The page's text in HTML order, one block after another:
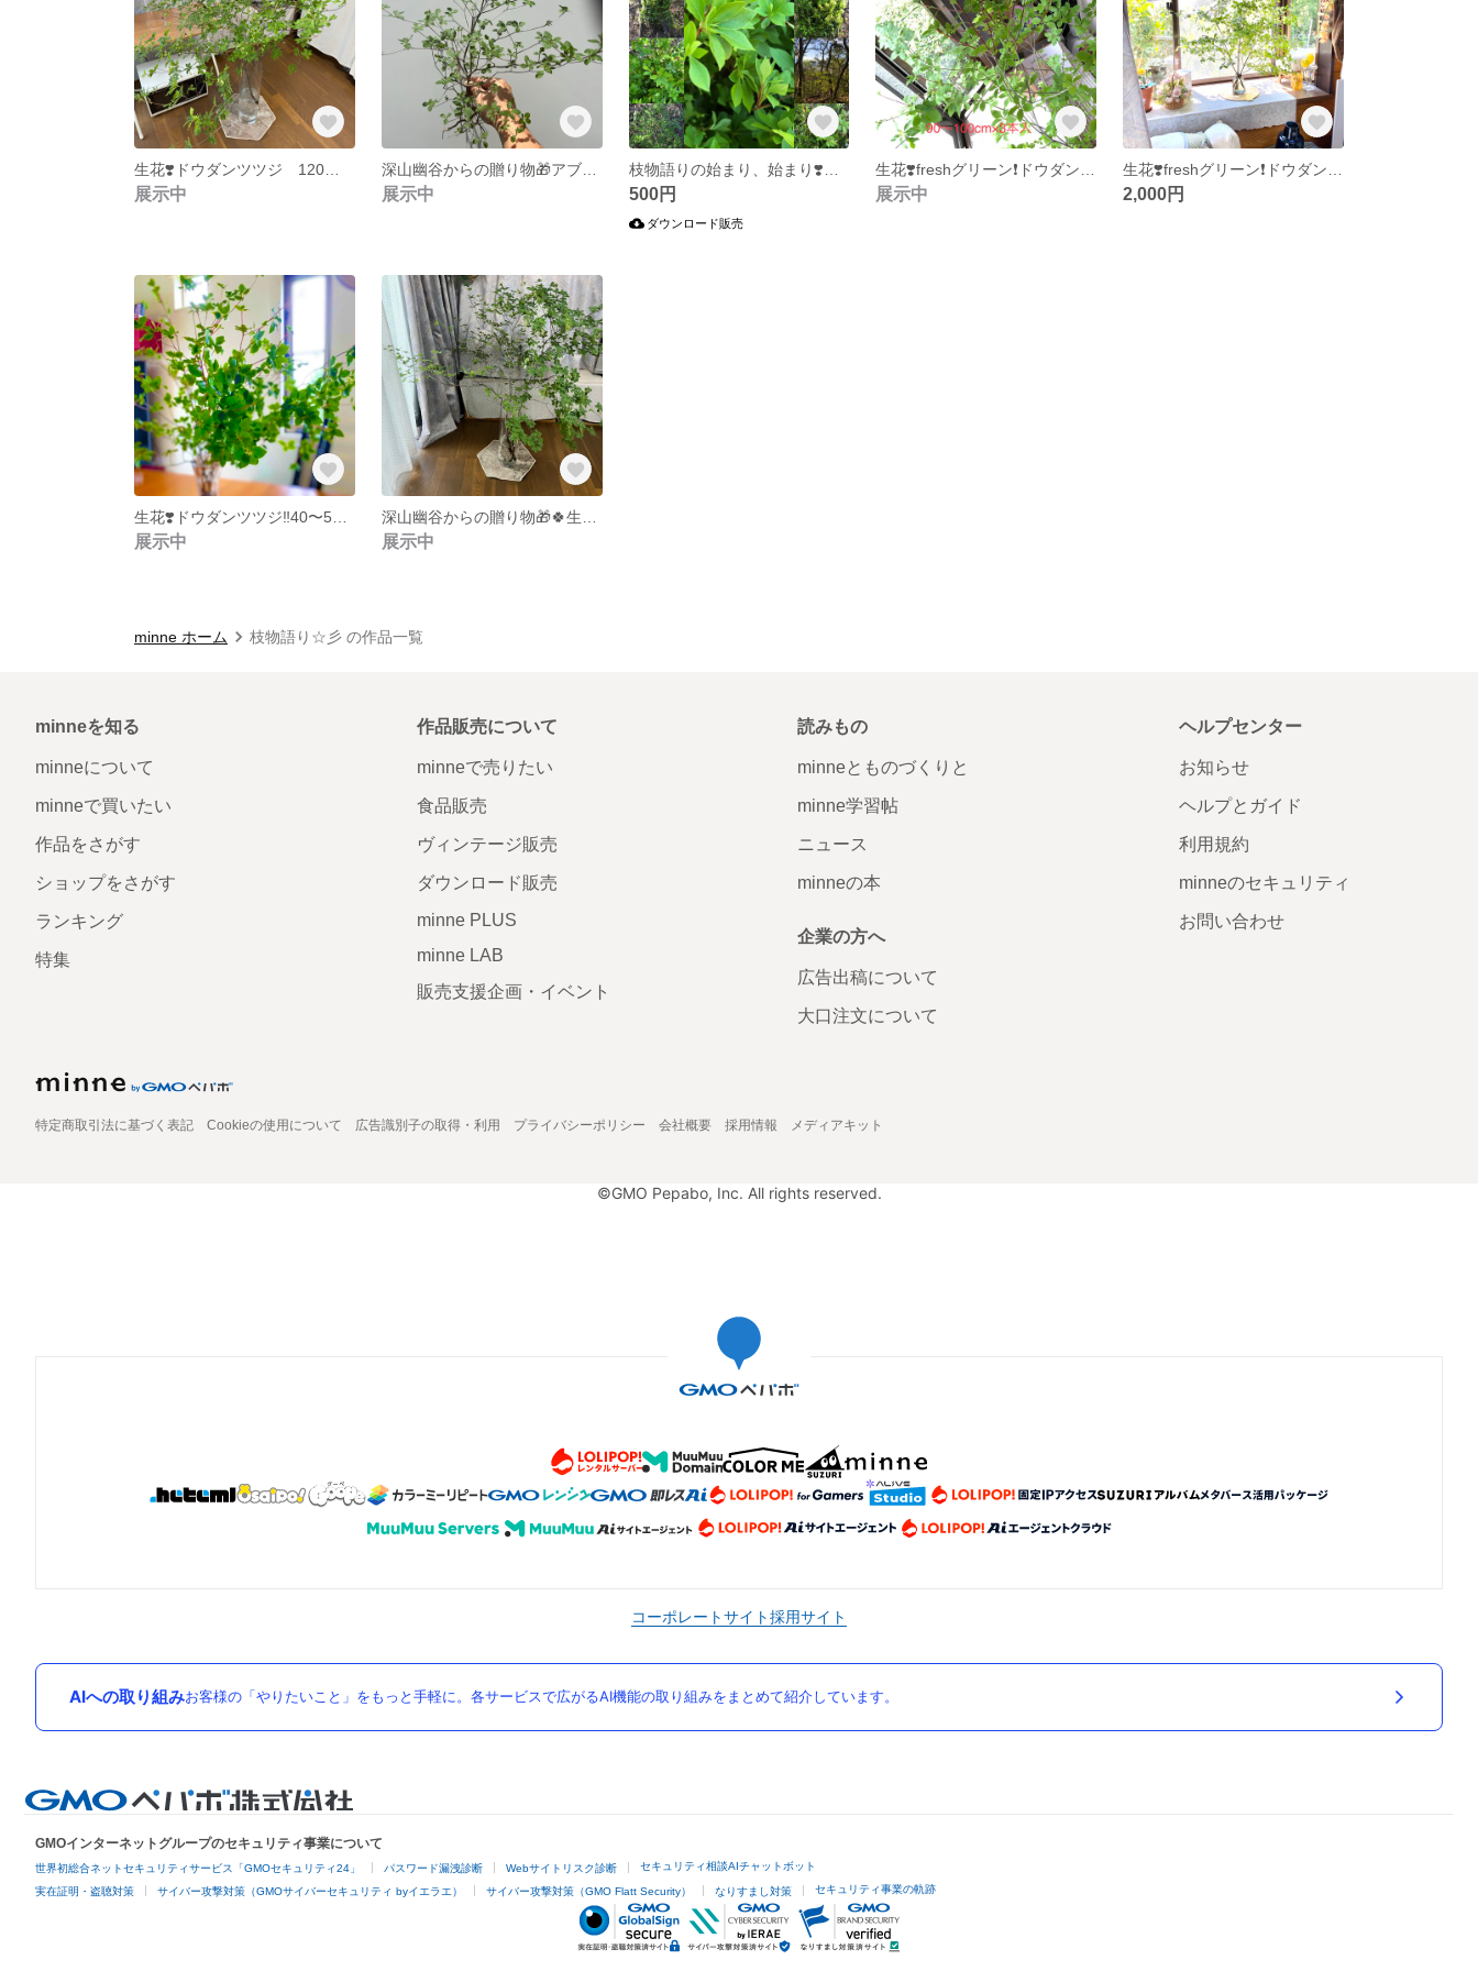
展示中
深山幽谷からの贈り物🎁アブラツツジ抜き苗🍀✨1株🌱
展示中 500円
ダウンロード販売
展示中 2,000円
展示中 展示中
minne ホーム 枝物語り☆彡 の作品一覧
minneを知る
minneについて
minneで買いたい
作品をさがす
ショップをさがす
ランキング
特集
作品販売について
minneで売りたい
食品販売
ヴィンテージ販売
ダウンロード販売
minne PLUS
minne LAB
販売支援企画・イベント
読みもの
minneとものづくりと
minne学習帖
ニュース
minneの本
企業の方へ
広告出稿について
大口注文について
ヘルプセンター
お知らせ
ヘルプとガイド
利用規約
minneのセキュリティ
お問い合わせ
特定商取引法に基づく表記 Cookieの使用について 広告識別子の取得・利用 プライバシーポリシー 会社概要 採用情報 メディアキット
©GMO Pepabo, Inc. All rights reserved.
コーポレートサイト採用サイト
AIへの取り組みお客様の「やりたいこと」をもっと手軽に。各サービスで広がるAI機能の取り組みをまとめて紹介しています。
GMOインターネットグループのセキュリティ事業について
世界初総合ネットセキュリティサービス「GMOセキュリティ24」 パスワード漏洩診断 Webサイトリスク診断 セキュリティ相談AIチャットボット
実在証明・盗聴対策 サイバー攻撃対策（GMOサイバーセキュリティ byイエラエ） サイバー攻撃対策（GMO Flatt Security） なりすまし対策 セキュリティ事業の軌跡